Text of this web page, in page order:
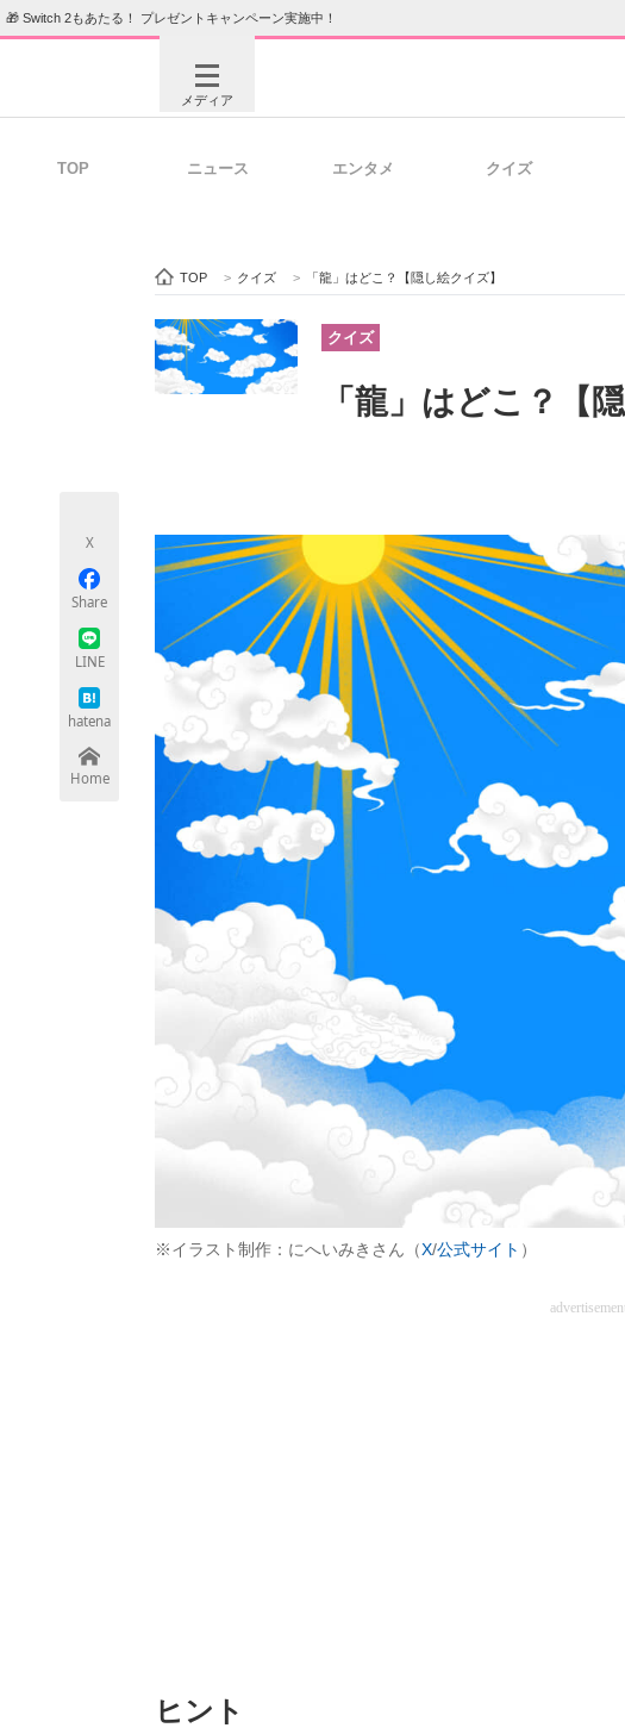
🎁 Switch 2もあたる！ プレゼントキャンペーン実施中！
メディア
ビジネスと働き方のヒント
モノづくり技術者専門サイト エレクトロニクス専門サイ
ちょっと気になるネットの話題
TOP ニュース エンタメ クイズ
TOP > クイズ > 「龍」はどこ？【隠し絵クイズ】
クイズ
「龍」はどこ？【
X
Share
LINE
hatena
Home
※イラスト制作：にへいみきさん（X/公式サイト ）
ヒント